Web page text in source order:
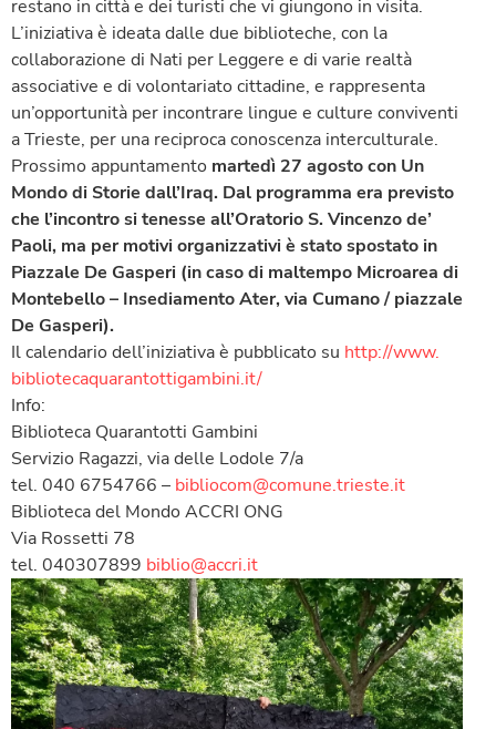
restano in città e dei turisti che vi giungono in visita.
L’iniziativa è ideata dalle due biblioteche, con la
collaborazione di Nati per Leggere e di varie realtà
associative e di volontariato cittadine, e rappresenta
un’opportunità per incontrare lingue e culture conviventi
a Trieste, per una reciproca conoscenza interculturale.
Prossimo appuntamento martedì 27 agostocon Un
Mondo di Storie dall’Iraq. Dal programma era previsto
che l’incontro si tenesse all’Oratorio S. Vincenzo de’
Paoli, ma per motivi organizzativi è stato spostato in
Piazzale De Gasperi (in caso di maltempo Microarea di
Montebello – Insediamento Ater, via Cumano / piazzale
De Gasperi).
Il calendario dell’iniziativa è pubblicato su http://www.
bibliotecaquarantottigambini.it/
Info:
Biblioteca Quarantotti Gambini
Servizio Ragazzi, via delle Lodole 7/a
tel. 040 6754766 – bibliocom@comune.trieste.it
Biblioteca del Mondo ACCRI ONG
Via Rossetti 78
tel. 040307899 biblio@accri.it